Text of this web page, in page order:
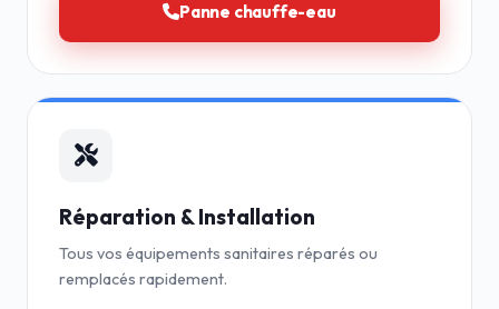
Panne chauffe-eau
Réparation & Installation
Tous vos équipements sanitaires réparés ou
remplacés rapidement.